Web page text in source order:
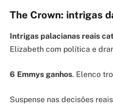
The Crown: intrigas
Intrigas palacianas reais
Elizabeth com política e
6 Emmys ganhos. Elenco
Suspense nas decisões